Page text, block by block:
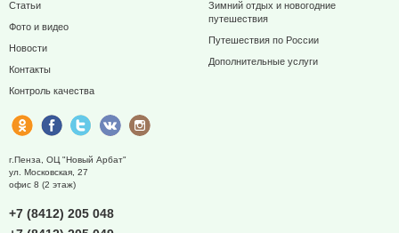
Статьи
Фото и видео
Новости
Контакты
Контроль качества
Зимний отдых и новогодние
путешествия
Путешествия по России
Дополнительные услуги
г.Пенза, ОЦ "Новый Арбат"
ул. Московская, 27
офис 8 (2 этаж)
+7 (8412) 205 048